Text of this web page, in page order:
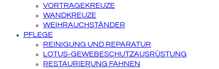
VORTRAGEKREUZE
WANDKREUZE
WEIHRAUCHSTÄNDER
PFLEGE
REINIGUNG UND REPARATUR
LOTUS-GEWEBESCHUTZAUSRÜSTUNG
RESTAURIERUNG FAHNEN